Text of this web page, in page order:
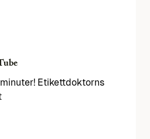
Etikettdoktorns